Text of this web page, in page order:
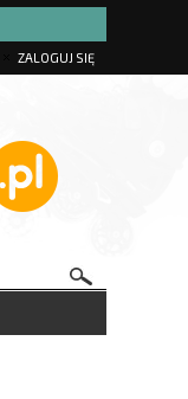
ZALOGUJ SIĘ